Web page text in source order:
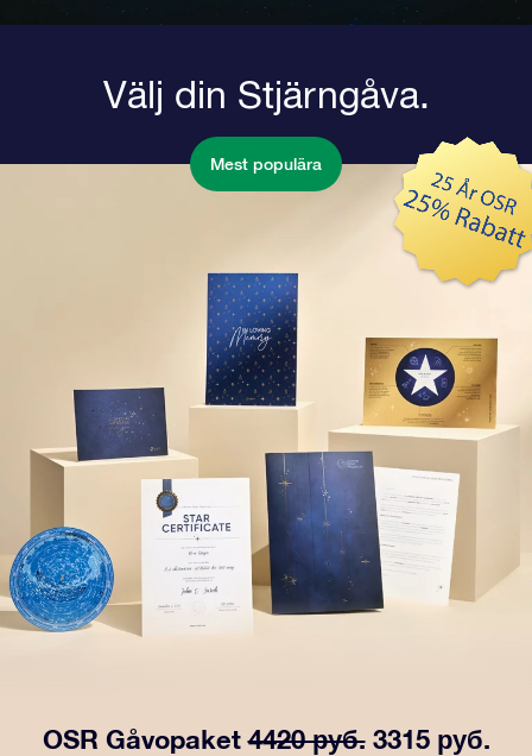
Välj din Stjärngåva.
Mest populära
OSR Gåvopaket4420 руб. 3315 руб.